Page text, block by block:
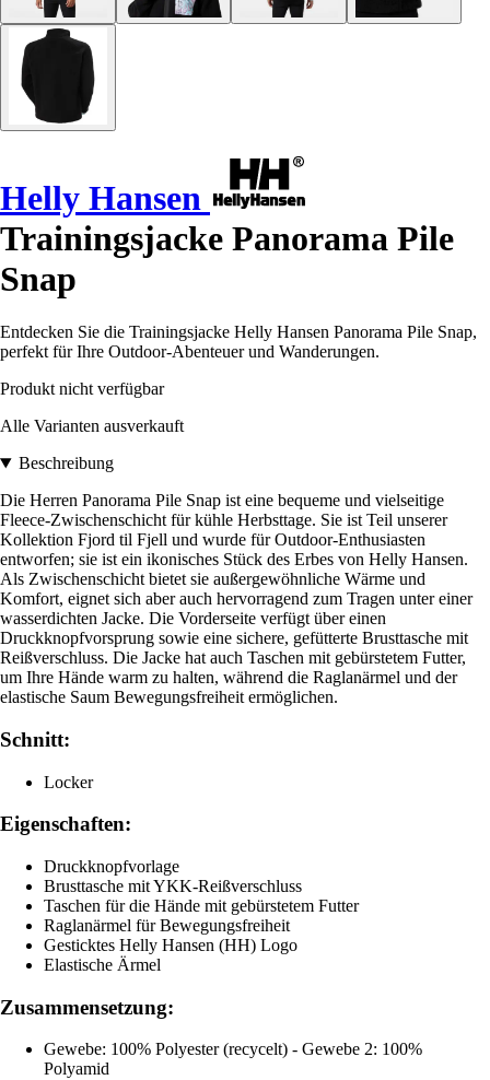
Helly Hansen
Trainingsjacke Panorama Pile
Snap
Entdecken Sie die Trainingsjacke Helly Hansen Panorama Pile Snap,
perfekt für Ihre Outdoor-Abenteuer und Wanderungen.
Produkt nicht verfügbar
Alle Varianten ausverkauft
Beschreibung
Die Herren Panorama Pile Snap ist eine bequeme und vielseitige
Fleece-Zwischenschicht für kühle Herbsttage. Sie ist Teil unserer
Kollektion Fjord til Fjell und wurde für Outdoor-Enthusiasten
entworfen; sie ist ein ikonisches Stück des Erbes von Helly Hansen.
Als Zwischenschicht bietet sie außergewöhnliche Wärme und
Komfort, eignet sich aber auch hervorragend zum Tragen unter einer
wasserdichten Jacke. Die Vorderseite verfügt über einen
Druckknopfvorsprung sowie eine sichere, gefütterte Brusttasche mit
Reißverschluss. Die Jacke hat auch Taschen mit gebürstetem Futter,
um Ihre Hände warm zu halten, während die Raglanärmel und der
elastische Saum Bewegungsfreiheit ermöglichen.
Schnitt:
Locker
Eigenschaften:
Druckknopfvorlage
Brusttasche mit YKK-Reißverschluss
Taschen für die Hände mit gebürstetem Futter
Raglanärmel für Bewegungsfreiheit
Gesticktes Helly Hansen (HH) Logo
Elastische Ärmel
Zusammensetzung:
Gewebe: 100% Polyester (recycelt) - Gewebe 2: 100%
Polyamid